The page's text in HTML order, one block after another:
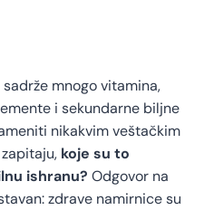
sadrže mnogo vitamina,
i sekundarne biljne
nikakvim veštačkim
koje su to
ishranu? Odgovor na
zdrave namirnice su